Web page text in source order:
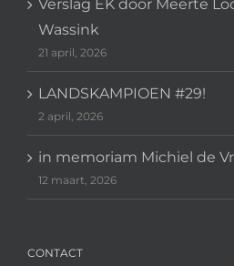
Verslag EK door Meerte
Wassink
21 april, 2026
LANDSKAMPIOEN #29!
2 april, 2026
in memoriam Michiel de
12 maart, 2026
CONTACT